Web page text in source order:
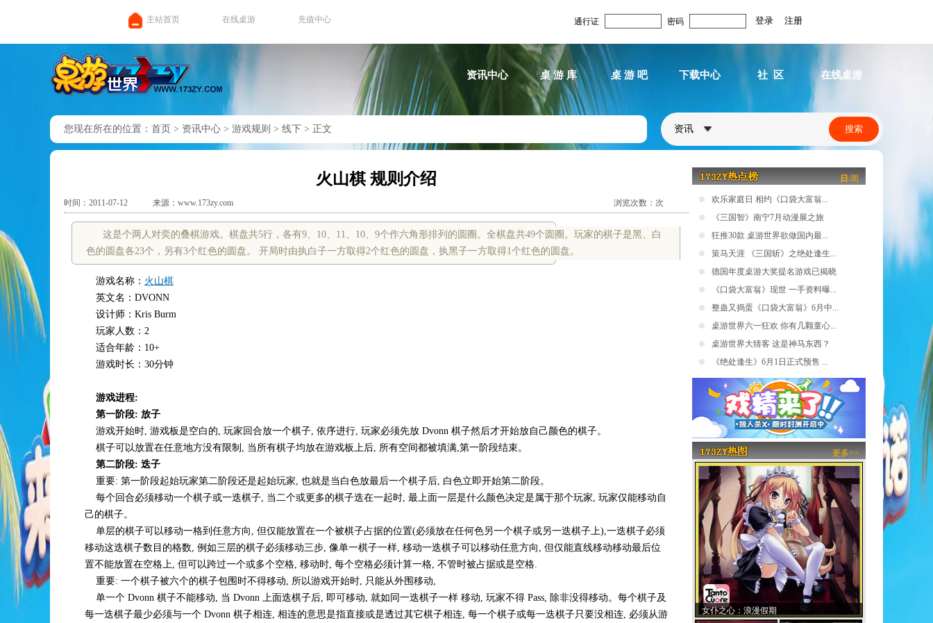
主站首页 在线桌游 充值中心 通行证 密码
资讯中心 桌 游 库 桌 游 吧 下载中心 社 区 在线桌游
您现在所在的位置： 首页 > 资讯中心 > 游戏规则 > 线下 > 正文 资讯
火山棋 规则介绍
时间：2011-07-12 来源：www.173zy.com 浏览次数： 次
这是个两人对奕的叠棋游戏。棋盘共5行，各有9、10、11、10、9个作六角形排列的圆圈。全棋盘共49个圆圈。玩家的棋子是黑、白
色的圆盘各23个，另有3个红色的圆盘。 开局时由执白子一方取得2个红色的圆盘，执黑子一方取得1个红色的圆盘。
游戏名称： 火山棋
英文名：DVONN
设计师：Kris Burm
玩家人数：2
适合年龄：10+
游戏时长：30分钟
游戏进程:
第一阶段: 放子
游戏开始时, 游戏板是空白的, 玩家回合放一个棋子, 依序进行, 玩家必须先放 Dvonn 棋子然后才开始放自己颜色的棋子。
棋子可以放置在任意地方没有限制, 当所有棋子均放在游戏板上后, 所有空间都被填满,第一阶段结束。
第二阶段: 迭子
重要: 第一阶段起始玩家第二阶段还是起始玩家, 也就是当白色放最后一个棋子后, 白色立即开始第二阶段。
每个回合必须移动一个棋子或一迭棋子, 当二个或更多的棋子迭在一起时, 最上面一层是什么颜色决定是属于那个玩家, 玩家仅能移动自
己的棋子。
单层的棋子可以移动一格到任意方向, 但仅能放置在一个被棋子占据的位置(必须放在任何色另一个棋子或另一迭棋子上),一迭棋子必须
移动这迭棋子数目的格数, 例如三层的棋子必须移动三步, 像单一棋子一样, 移动一迭棋子可以移动任意方向, 但仅能直线移动移动最后位
置不能放置在空格上, 但可以跨过一个或多个空格, 移动时, 每个空格必须计算一格, 不管时被占据或是空格.
重要: 一个棋子被六个的棋子包围时不得移动, 所以游戏开始时, 只能从外围移动,
单一个 Dvonn 棋子不能移动, 当 Dvonn 上面迭棋子后, 即可移动, 就如同一迭棋子一样 移动, 玩家不得 Pass, 除非没得移动。每个棋子及
每一迭棋子最少必须与一个 Dvonn 棋子相连, 相连的意思是指直接或是透过其它棋子相连, 每一个棋子或每一迭棋子只要没相连, 必须从游
日 /周
欢乐家庭日 相约《口袋大富翁...
《三国智》南宁7月动漫展之旅
狂推30款 桌游世界欲做国内最...
策马天涯 《三国斩》之绝处逢生...
德国年度桌游大奖提名游戏已揭晓
《口袋大富翁》现世 一手资料曝...
整蛊又捣蛋《口袋大富翁》6月中...
桌游世界六一狂欢 你有几颗童心...
桌游世界大猜客 这是神马东西？
《绝处逢生》6月1日正式预售 ...
更多>>
女仆之心：浪漫假期